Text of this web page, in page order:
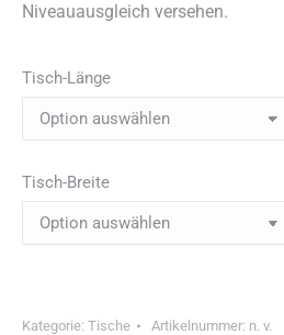
Niveauausgleich versehen.
Tisch-Länge
Tisch-Breite
Kategorie: Tische Artikelnummer: n. v.